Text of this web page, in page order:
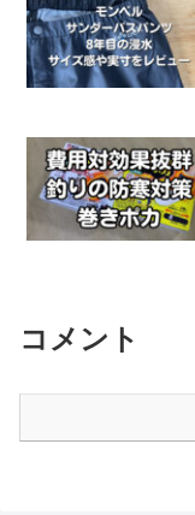
コメント